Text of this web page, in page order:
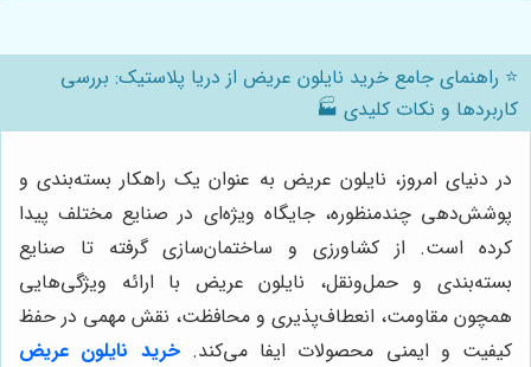
⭐️ راهنمای جامع خرید نایلون عریض از دریا پلاستیک: بررسی
کاربردها و نکات کلیدی 🏭
در دنیای امروز، نایلون عریض به عنوان یک راهکار بسته‌بندی و
پوشش‌دهی چندمنظوره، جایگاه ویژه‌ای در صنایع مختلف پیدا
کرده است. از کشاورزی و ساختمان‌سازی گرفته تا صنایع
بسته‌بندی و حمل‌ونقل، نایلون عریض با ارائه ویژگی‌هایی
همچون مقاومت، انعطاف‌پذیری و محافظت، نقش مهمی در حفظ
کیفیت و ایمنی محصولات ایفا می‌کند.خرید نایلون عریض